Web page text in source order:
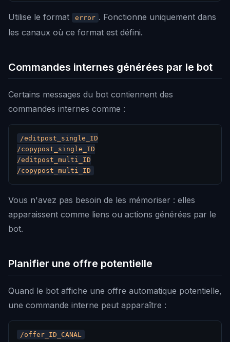
Utilise le format error . Fonctionne uniquement dans
les canaux où ce format est défini.
Commandes internes générées par le bot
Certains messages du bot contiennent des
commandes internes comme :
/editpost_single_ID
/copypost_single_ID
/editpost_multi_ID
Vous n'avez pas besoin de les mémoriser : elles
apparaissent comme liens ou actions générées par le
bot.
Planifier une offre potentielle
Quand le bot affiche une offre automatique potentielle,
une commande interne peut apparaître :